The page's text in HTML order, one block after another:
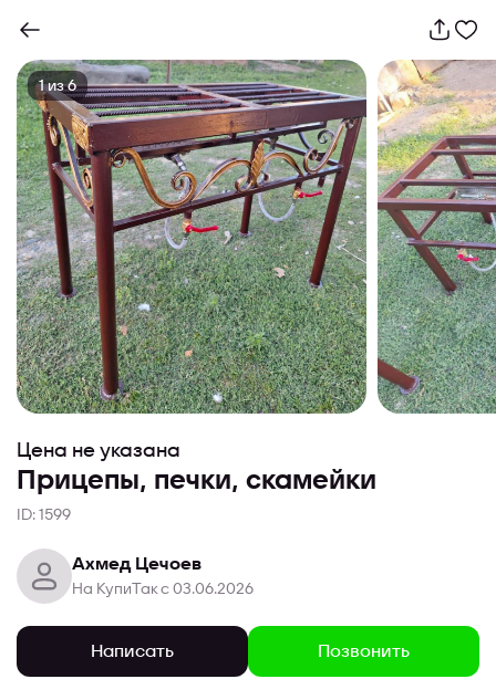
1из6
Цена не указана
Прицепы, печки, скамейки
ID: 1599
Ахмед Цечоев
На КупиТак с 03.06.2026
Написать Позвонить